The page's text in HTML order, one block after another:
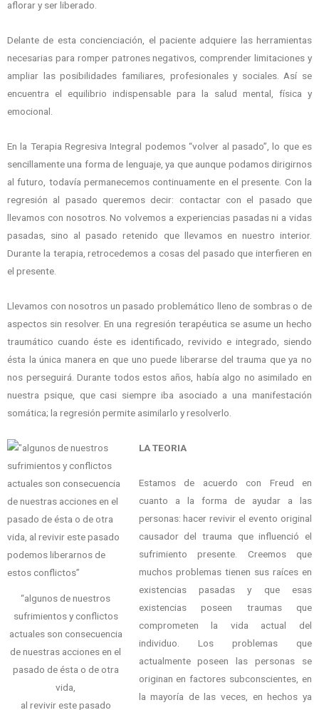
aflorar y ser liberado.
Delante de esta concienciación, el paciente adquiere las herramientas
necesarias para romper patrones negativos, comprender limitaciones y
ampliar las posibilidades familiares, profesionales y sociales. Así se
encuentra el equilibrio indispensable para la salud mental, física y
emocional.
En la Terapia Regresiva Integral podemos “volver al pasado”, lo que es
sencillamente una forma de lenguaje, ya que aunque podamos dirigirnos
al futuro, todavía permanecemos continuamente en el presente. Con la
regresión al pasado queremos decir: contactar con el pasado que
llevamos con nosotros. No volvemos a experiencias pasadas ni a vidas
pasadas, sino al pasado retenido que llevamos en nuestro interior.
Durante la terapia, retrocedemos a cosas del pasado que interfieren en
el presente.
Llevamos con nosotros un pasado problemático lleno de sombras o de
aspectos sin resolver. En una regresión terapéutica se asume un hecho
traumático cuando éste es identificado, revivido e integrado, siendo
ésta la única manera en que uno puede liberarse del trauma que ya no
nos perseguirá. Durante todos estos años, había algo no asimilado en
nuestra psique, que casi siempre iba asociado a una manifestación
somática; la regresión permite asimilarlo y resolverlo.
“algunos de nuestros
sufrimientos y conflictos
actuales son consecuencia
de nuestras acciones en el
pasado de ésta o de otra
vida,
al revivir este pasado
LA TEORIA
Estamos de acuerdo con Freud en
cuanto a la forma de ayudar a las
personas: hacer revivir el evento original
causador del trauma que influenció el
sufrimiento presente. Creemos que
muchos problemas tienen sus raíces en
existencias pasadas y que esas
existencias poseen traumas que
comprometen la vida actual del
individuo. Los problemas que
actualmente poseen las personas se
originan en factores subconscientes, en
la mayoría de las veces, en hechos ya